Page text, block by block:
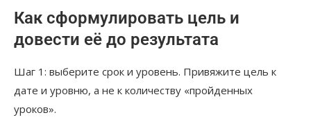
Как сформулировать цель и
довести её до результата
Шаг 1: выберите срок и уровень. Привяжите цель к
дате и уровню, а не к количеству «пройденных
уроков».